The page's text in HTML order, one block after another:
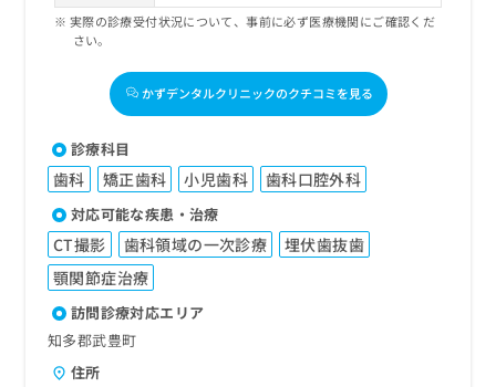
実際の診療受付状況について、事前に必ず医療機関にご確認くだ
さい。
かずデンタルクリニックのクチコミを見る
診療科目
歯科 矯正歯科 小児歯科 歯科口腔外科
対応可能な疾患・治療
CT撮影 歯科領域の一次診療
埋伏歯抜歯
顎関節症治療
訪問診療対応エリア
知多郡武豊町
住所